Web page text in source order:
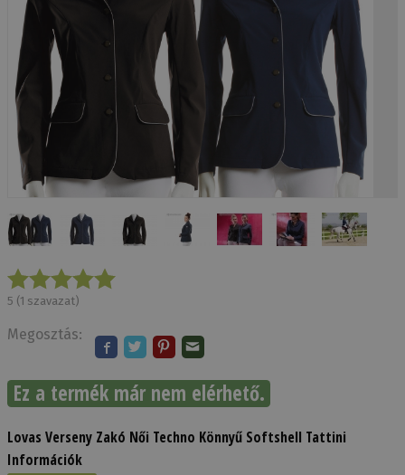
5 (1 szavazat)
Megosztás:
Ez a termék már nem elérhető.
Lovas Verseny Zakó Női Techno Könnyű Softshell Tattini
Információk